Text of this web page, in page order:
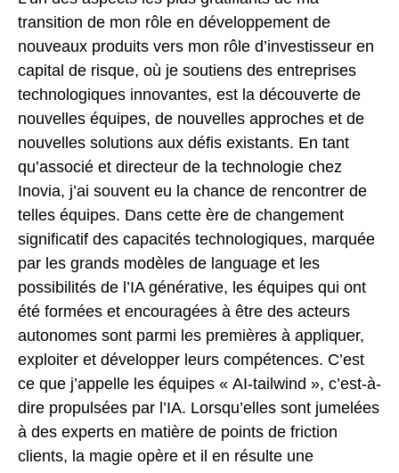
transition de mon rôle en développement de
nouveaux produits vers mon rôle d’investisseur en
capital de risque, où je soutiens des entreprises
technologiques innovantes, est la découverte de
nouvelles équipes, de nouvelles approches et de
nouvelles solutions aux défis existants. En tant
qu’associé et directeur de la technologie chez
Inovia, j’ai souvent eu la chance de rencontrer de
telles équipes. Dans cette ère de changement
significatif des capacités technologiques, marquée
par les grands modèles de language et les
possibilités de l’IA générative, les équipes qui ont
été formées et encouragées à être des acteurs
autonomes sont parmi les premières à appliquer,
exploiter et développer leurs compétences. C’est
ce que j’appelle les équipes « AI-tailwind », c’est-à-
dire propulsées par l’IA. Lorsqu’elles sont jumelées
à des experts en matière de points de friction
clients, la magie opère et il en résulte une